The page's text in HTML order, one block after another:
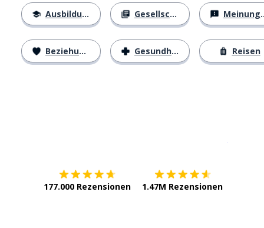
Ausbildung
Beziehungen
Gesellschaft
Gesundheit
Meinungen
Reisen
177.000 Rezensionen 1.47M Rezensionen